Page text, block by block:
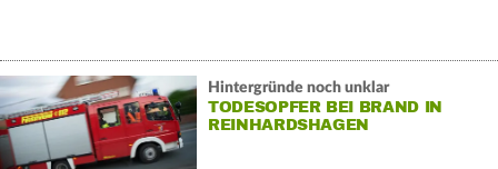
Hintergründe noch unklar
TODESOPFER BEI BRAND IN
REINHARDSHAGEN